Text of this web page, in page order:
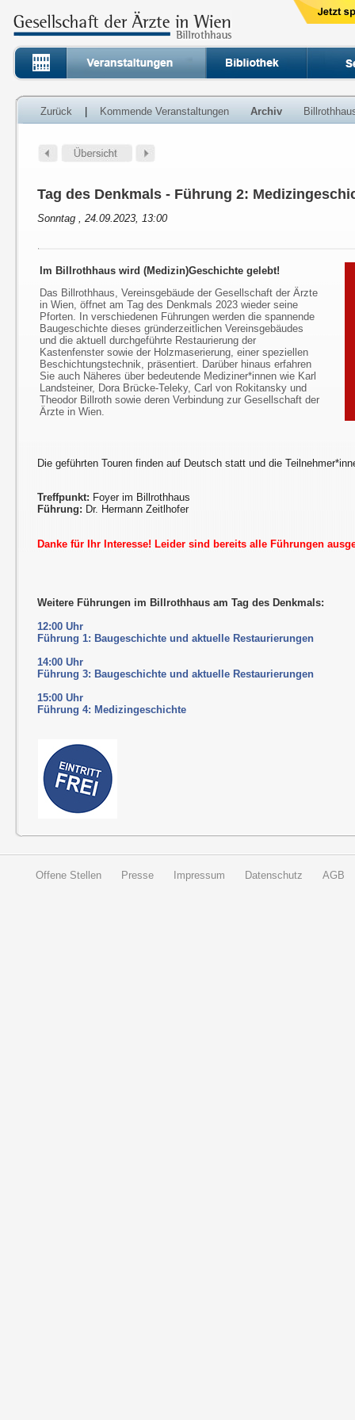
Zurück Kommende Veranstaltungen Archiv
Tag des Denkmals - Führung 2:
Sonntag , 24.09.2023, 13:00
Im Billrothhaus wird (Medizin)Geschichte gelebt!
Das Billrothhaus, Vereinsgebäude der Gesellschaft der Ärzte
in Wien, öffnet am Tag des Denkmals 2023 wieder seine
Pforten. In verschiedenen Führungen werden die spannende
Baugeschichte dieses gründerzeitlichen Vereinsgebäudes
und die aktuell durchgeführte Restaurierung der
Kastenfenster sowie der Holzmaserierung, einer speziellen
Beschichtungstechnik, präsentiert. Darüber hinaus erfahren
Sie auch Näheres über bedeutende Mediziner*innen wie Karl
Landsteiner, Dora Brücke-Teleky, Carl von Rokitansky und
Theodor Billroth sowie deren Verbindung zur Gesellschaft der
Ärzte in Wien.
Die geführten Touren finden auf Deutsch statt und die
Treffpunkt: Foyer im Billrothhaus
Führung: Dr. Hermann Zeitlhofer
Danke für Ihr Interesse! Leider sind bereits alle Führungen
Weitere Führungen im Billrothhaus am Tag des Denkmals:
12:00 Uhr
Führung 1: Baugeschichte und aktuelle Restaurierungen
14:00 Uhr
Führung 3: Baugeschichte und aktuelle Restaurierungen
15:00 Uhr
Führung 4: Medizingeschichte
Offene Stellen Presse Impressum Datenschutz AGB